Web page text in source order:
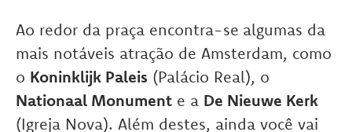
Ao redor da praça encontra-se algumas da
mais notáveis atração de Amsterdam, como
o Koninklijk Paleis (Palácio Real), o
Nationaal Monument e a De Nieuwe Kerk
(Igreja Nova). Além destes, ainda você vai